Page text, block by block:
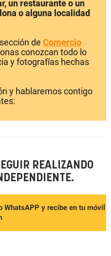
un restaurante o un
o alguna localidad
de Comercio
conozcan todo lo
y fotografías hechas
y hablaremos contigo
REALIZANDO
y recibe en tu móvil